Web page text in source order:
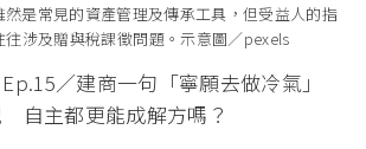
是常見的資產管理及傳承工具，但受益人的指
往涉及贈與稅課徵問題。示意圖／pexels
／建商一句「寧願去做冷氣」
自主都更能成解方嗎？